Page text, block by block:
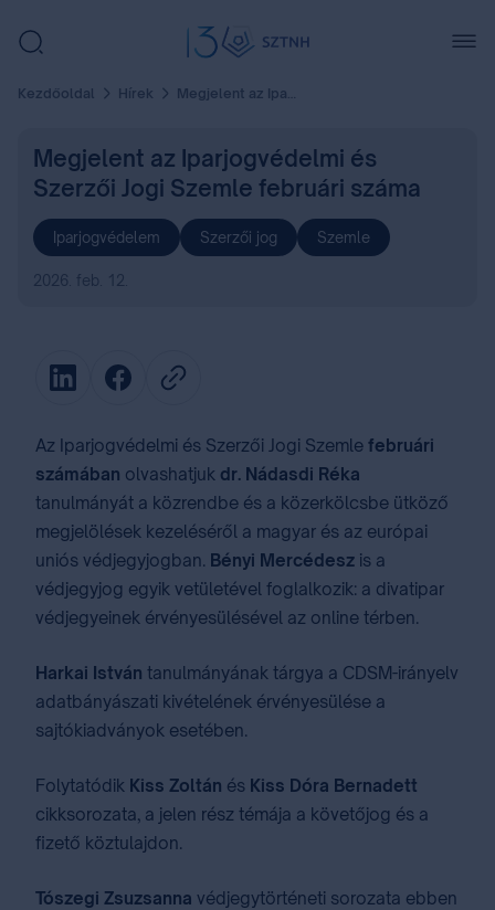
Kezdőoldal Hírek Megjelent az Iparjogvédelmi és Szerzői Jogi Szemle februári száma
Megjelent az Iparjogvédelmi és
Szerzői Jogi Szemle februári száma
Iparjogvédelem Szerzői jog Szemle
2026. feb. 12.
Az Iparjogvédelmi és Szerzői Jogi Szemle februári
számában olvashatjuk dr. Nádasdi Réka
tanulmányát a közrendbe és a közerkölcsbe ütköző
megjelölések kezeléséről a magyar és az európai
uniós védjegyjogban. Bényi Mercédesz is a
védjegyjog egyik vetületével foglalkozik: a divatipar
védjegyeinek érvényesülésével az online térben.
Harkai István tanulmányának tárgya a CDSM-irányelv
adatbányászati kivételének érvényesülése a
sajtókiadványok esetében.
Folytatódik Kiss Zoltán és Kiss Dóra Bernadett
cikksorozata, a jelen rész témája a követőjog és a
fizető köztulajdon.
Tószegi Zsuzsanna védjegytörténeti sorozata ebben